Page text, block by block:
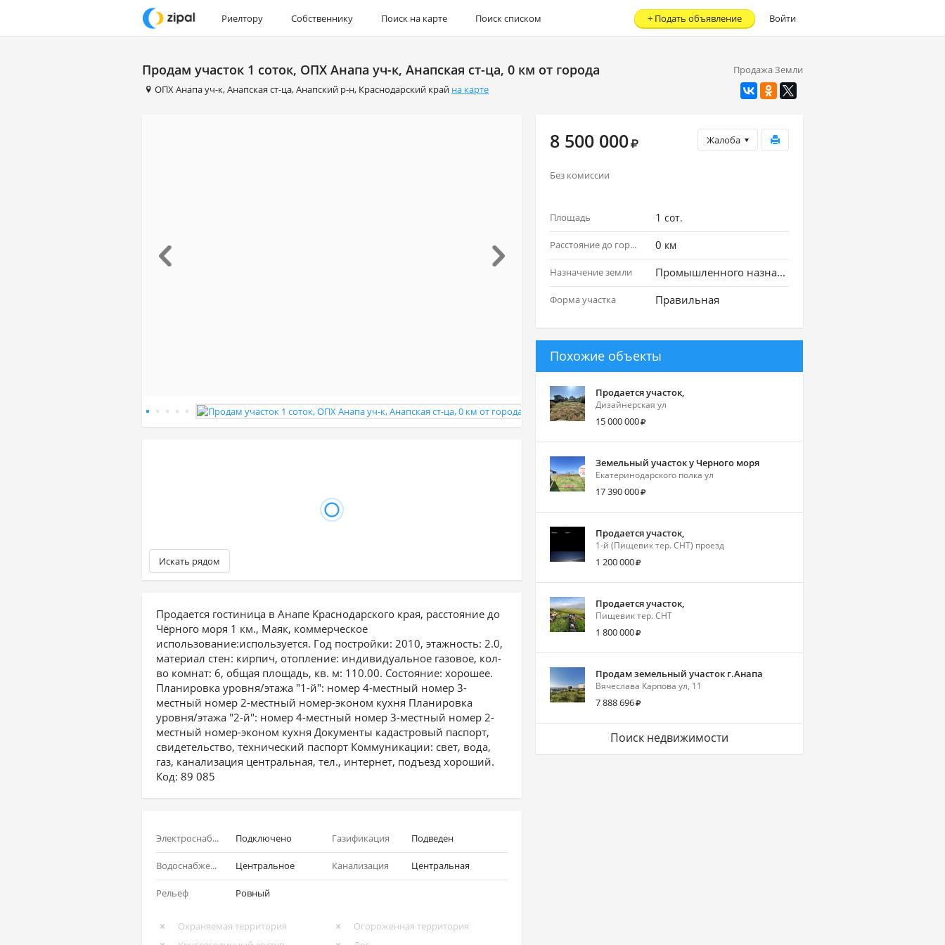
Риелтору Собственнику Поиск на карте Поиск списком Войти
+ Подать объявление
Продажа Земли
Продам участок 1 соток, ОПХ Анапа уч-к, Анапская ст-ца, 0 км от города
ОПХ Анапа уч-к,Анапская ст-ца,Анапский р-н, Краснодарский край на карте
Искать рядом
Продается гостиница в Анапе Краснодарского края, расстояние до
Чёрного моря 1 км., Маяк, коммерческое
использование:используется. Год постройки: 2010, этажность: 2.0,
материал стен: кирпич, отопление: индивидуальное газовое, кол-
во комнат: 6, общая площадь, кв. м: 110.00. Состояние: хорошее.
Планировка уровня/этажа "1-й": номер 4-местный номер 3-
местный номер 2-местный номер-эконом кухня Планировка
уровня/этажа "2-й": номер 4-местный номер 3-местный номер 2-
местный номер-эконом кухня Документы кадастровый паспорт,
свидетельство, технический паспорт Коммуникации: свет, вода,
газ, канализация центральная, тел., интернет, подъезд хороший.
Код: 89 085
Электроснабжение Подключено Газификация Подведен
Водоснабжение Центральное Канализация Центральная
Рельеф Ровный
Охраняемая территория
Огороженная территория
Жалоба
8 500 000
Без комиссии
Площадь 1 сот.
Расстояние до города 0 км
Назначение земли Промышленного назначения
Форма участка Правильная
Похожие объекты
Продается участок,
Дизайнерская ул
15 000 000
Земельный участок у Черного моря
Екатеринодарского полка ул
17 390 000
Продается участок,
1-й (Пищевик тер. СНТ) проезд
1 200 000
Продается участок,
Пищевик тер. СНТ
1 800 000
Продам земельный участок г.Анапа
Вячеслава Карпова ул, 11
7 888 696
Поиск недвижимости